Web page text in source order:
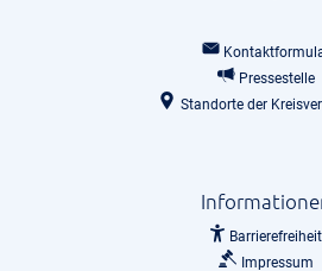
Pressestelle
Standorte der
Barrierefreiheit
Impressum